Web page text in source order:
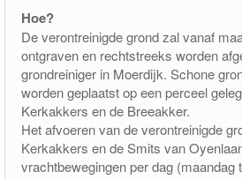
Hoe?
De verontreinigde grond zal vanaf
ontgraven en rechtstreeks worden
grondreiniger in Moerdijk. Schone
worden geplaatst op een perceel
Kerkakkers en de Breeakker.
Het afvoeren van de verontreinigde
Kerkakkers en de Smits van
vrachtbewegingen per dag (maandag